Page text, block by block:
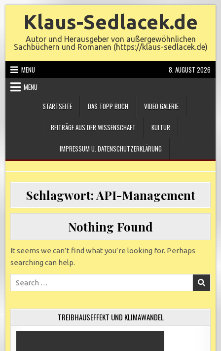
Klaus-Sedlacek.de
Autor und Herausgeber von außergewöhnlichen
Sachbüchern und Romanen (https://klaus-sedlacek.de)
MENU
8. AUGUST 2026
MENU
STARTSEITE
DAS TOPP BUCH VIDEO GALERIE
BEITRÄGE AUS DER WISSENSCHAFT KULTUR
IMPRESSUM U. DATENSCHUTZERKLÄRUNG
Schlagwort:API-Management
Nothing Found
It seems we can’t find what you’re looking for. Perhaps
searching can help.
Search
for:
TREIBHAUSEFFEKT UND KLIMAWANDEL